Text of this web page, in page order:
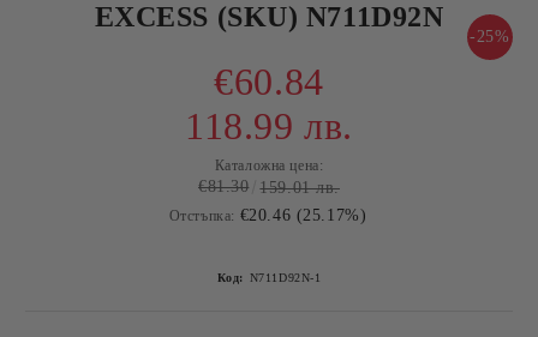
EXCESS (SKU) N711D92N
-25%
€60.84
118.99 лв.
Каталожна цена:
€81.30 159.01 лв.
Отстъпка: €20.46 (25.17%)
Код: N711D92N-1